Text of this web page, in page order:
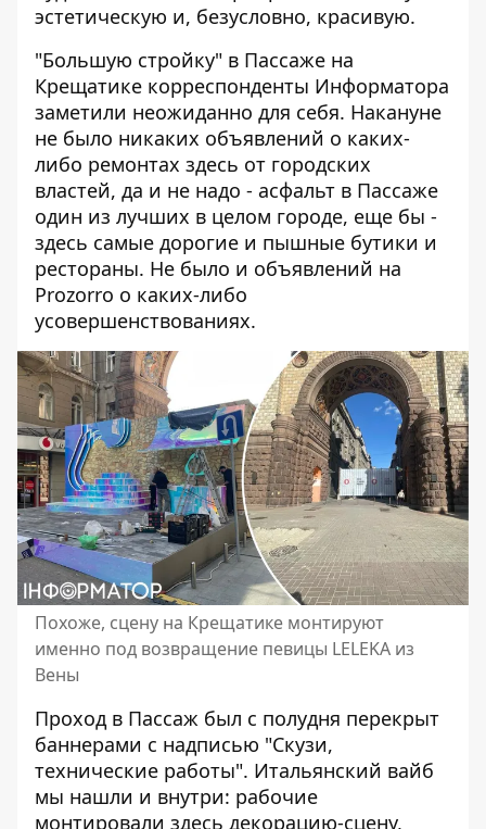
эстетическую и, безусловно, красивую.
"Большую стройку" в Пассаже на
Крещатике корреспонденты Информатора
заметили неожиданно для себя. Накануне
не было никаких объявлений о каких-
либо ремонтах здесь от городских
властей, да и не надо - асфальт в Пассаже
один из лучших в целом городе, еще бы -
здесь самые дорогие и пышные бутики и
рестораны. Не было и объявлений на
Prozorro о каких-либо
усовершенствованиях.
Похоже, сцену на Крещатике монтируют
именно под возвращение певицы LELEKA из
Вены
Проход в Пассаж был с полудня перекрыт
баннерами с надписью "Скузи,
технические работы". Итальянский вайб
мы нашли и внутри: рабочие
монтировали здесь декорацию-сцену,